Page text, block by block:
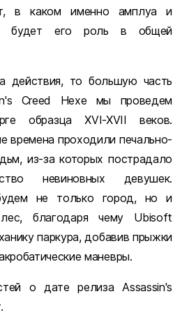
в каком именно амплуа и
будет его роль в общей
действия, то большую часть
Creed Hexe мы проведем
образца XVI-XVII веков.
времена проходили печально-
из-за которых пострадало
невиновных девушек.
не только город, но и
благодаря чему Ubisoft
паркура, добавив прыжки
маневры.
о дате релиза Assassin's